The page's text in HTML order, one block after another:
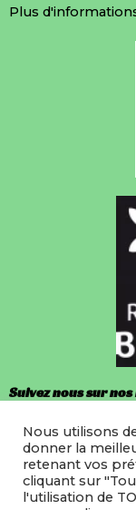
Plus
Suivez nous sur
Facebook
Instagram
Nous utilisons
donner la
retenant vos
cliquant sur
l'utilisation de